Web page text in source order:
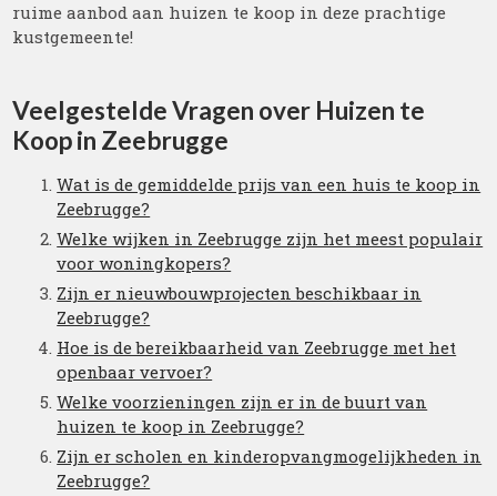
ruime aanbod aan huizen te koop in deze prachtige
kustgemeente!
Veelgestelde Vragen over Huizen te
Koop in Zeebrugge
Wat is de gemiddelde prijs van een huis te koop in
Zeebrugge?
Welke wijken in Zeebrugge zijn het meest populair
voor woningkopers?
Zijn er nieuwbouwprojecten beschikbaar in
Zeebrugge?
Hoe is de bereikbaarheid van Zeebrugge met het
openbaar vervoer?
Welke voorzieningen zijn er in de buurt van
huizen te koop in Zeebrugge?
Zijn er scholen en kinderopvangmogelijkheden in
Zeebrugge?